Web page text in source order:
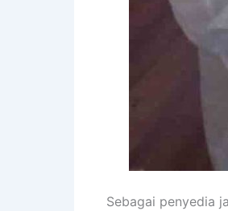
Sebagai penyedia